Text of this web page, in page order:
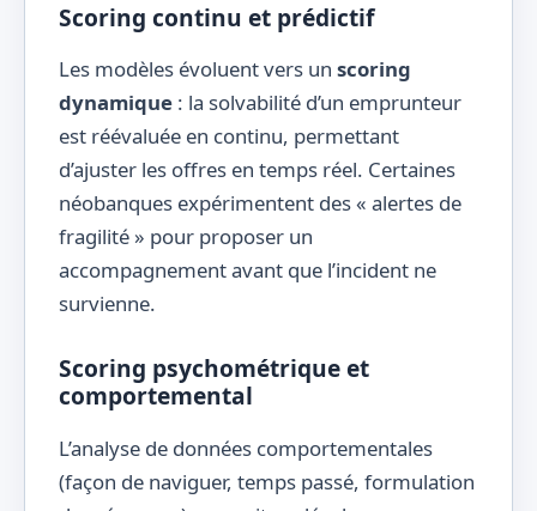
Scoring continu et prédictif
Les modèles évoluent vers un scoring
dynamique : la solvabilité d’un emprunteur
est réévaluée en continu, permettant
d’ajuster les offres en temps réel. Certaines
néobanques expérimentent des « alertes de
fragilité » pour proposer un
accompagnement avant que l’incident ne
survienne.
Scoring psychométrique et
comportemental
L’analyse de données comportementales
(façon de naviguer, temps passé, formulation